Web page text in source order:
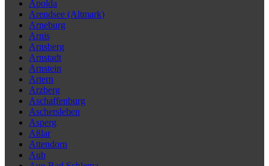
Apolda
Arendsee (Altmark)
Arneburg
Arnis
Arnsberg
Arnstadt
Arnstein
Artern
Arzberg
Aschaffenburg
Aschersleben
Asperg
Aßlar
Attendorn
Aub